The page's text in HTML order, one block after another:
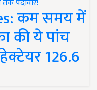
कम समय में
की ये पांच
126.6